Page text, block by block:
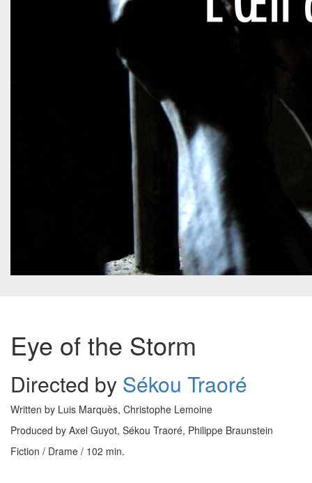
Eye of the Storm
Directed by Sékou Traoré
Written by Luis Marquès, Christophe Lemoine
Produced by Axel Guyot, Sékou Traoré, Philippe Braunstein
Fiction / Drame / 102 min.